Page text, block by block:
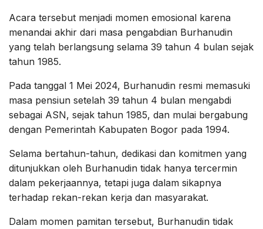
Acara tersebut menjadi momen emosional karena
menandai akhir dari masa pengabdian Burhanudin
yang telah berlangsung selama 39 tahun 4 bulan sejak
tahun 1985.
Pada tanggal 1 Mei 2024, Burhanudin resmi memasuki
masa pensiun setelah 39 tahun 4 bulan mengabdi
sebagai ASN, sejak tahun 1985, dan mulai bergabung
dengan Pemerintah Kabupaten Bogor pada 1994.
Selama bertahun-tahun, dedikasi dan komitmen yang
ditunjukkan oleh Burhanudin tidak hanya tercermin
dalam pekerjaannya, tetapi juga dalam sikapnya
terhadap rekan-rekan kerja dan masyarakat.
Dalam momen pamitan tersebut, Burhanudin tidak